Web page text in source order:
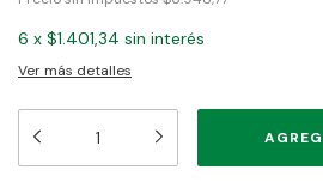
6 x $1.401,34 sin interés
Ver más detalles